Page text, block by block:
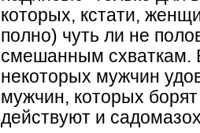
которых, кстати,
полно) чуть ли не
смешанным схваткам.
некоторых мужчин
мужчин, которых
действуют и